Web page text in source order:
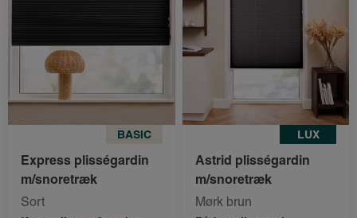
BASIC
Express plisségardin
m/snoretræk
Sort
LUX
Astrid plisségardin
m/snoretræk
Mørk brun